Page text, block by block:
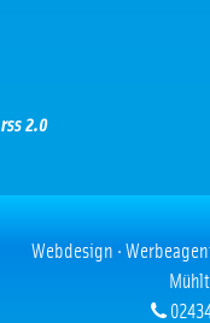
rss 2.0
Webdesign ·